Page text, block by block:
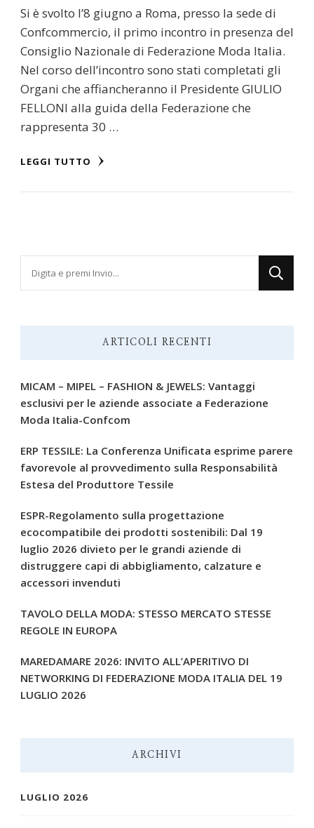
Si è svolto l’8 giugno a Roma, presso la sede di
Confcommercio, il primo incontro in presenza del
Consiglio Nazionale di Federazione Moda Italia.
Nel corso dell’incontro sono stati completati gli
Organi che affiancheranno il Presidente GIULIO
FELLONI alla guida della Federazione che
rappresenta 30 …
LEGGI TUTTO
ARTICOLI RECENTI
MICAM – MIPEL – FASHION & JEWELS: Vantaggi
esclusivi per le aziende associate a Federazione
Moda Italia-Confcom
ERP TESSILE: La Conferenza Unificata esprime parere
favorevole al provvedimento sulla Responsabilità
Estesa del Produttore Tessile
ESPR-Regolamento sulla progettazione
ecocompatibile dei prodotti sostenibili: Dal 19
luglio 2026 divieto per le grandi aziende di
distruggere capi di abbigliamento, calzature e
accessori invenduti
TAVOLO DELLA MODA: STESSO MERCATO STESSE
REGOLE IN EUROPA
MAREDAMARE 2026: INVITO ALL’APERITIVO DI
NETWORKING DI FEDERAZIONE MODA ITALIA DEL 19
LUGLIO 2026
ARCHIVI
LUGLIO 2026